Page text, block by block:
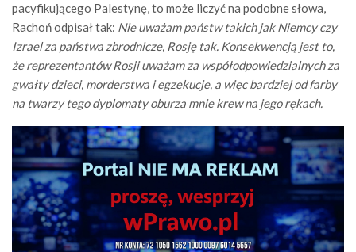
pacyfikującego Palestynę, to może liczyć na podobne słowa,
Rachoń odpisał tak: Nie uważam państw takich jak Niemcy czy
Izrael za państwa zbrodnicze, Rosję tak. Konsekwencją jest to,
że reprezentantów Rosji uważam za współodpowiedzialnych za
gwałty dzieci, morderstwa i egzekucje, a więc bardziej od farby
na twarzy tego dyplomaty oburza mnie krew na jego rękach.